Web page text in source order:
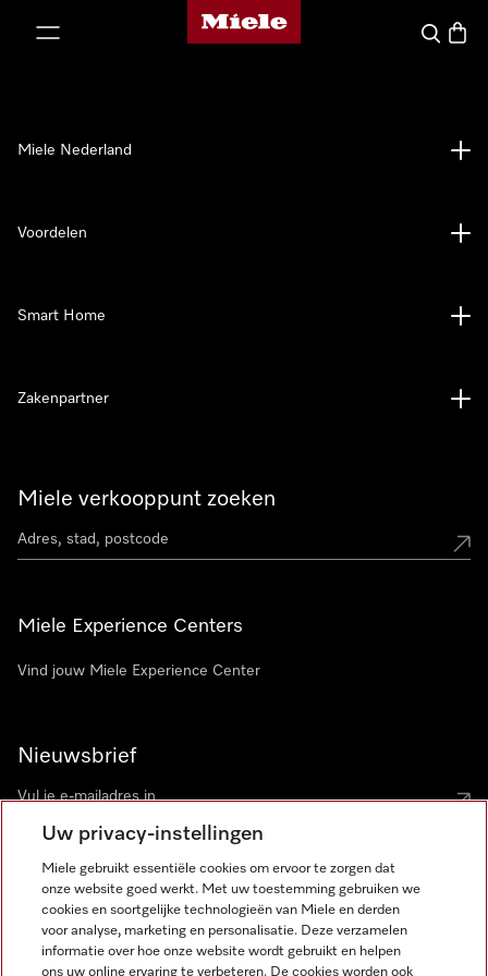
Homepage van Miele
Wat zoek
Miele verkooppunt zoeken
Miele Experience Centers
Vind jouw Miele Experience Center
Nieuwsbrief
Miele Nederland
Voordelen
Smart Home
Zakenpartner
Miele op Instagram
Miele op Facebook
Miele op Youtube
Uw privacy-instellingen
Miele gebruikt essentiële cookies om ervoor te zorgen dat
onze website goed werkt. Met uw toestemming gebruiken we
cookies en soortgelijke technologieën van Miele en derden
voor analyse, marketing en personalisatie. Deze verzamelen
informatie over hoe onze website wordt gebruikt en helpen
ons uw online ervaring te verbeteren. De cookies worden ook